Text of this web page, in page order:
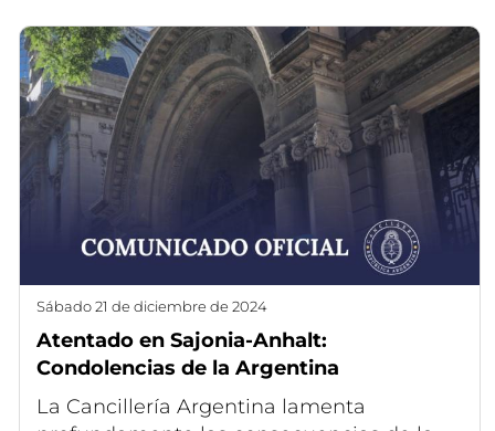
sábado 21 de diciembre de 2024
Atentado en Sajonia-Anhalt:
Condolencias de la Argentina
La Cancillería Argentina lamenta